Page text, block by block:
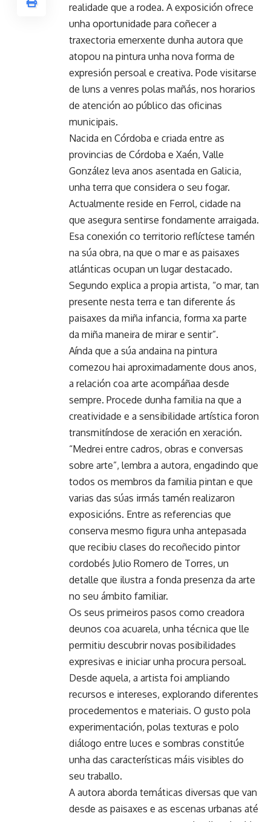
realidade que a rodea. A exposición ofrece
unha oportunidade para coñecer a
traxectoria emerxente dunha autora que
atopou na pintura unha nova forma de
expresión persoal e creativa. Pode visitarse
de luns a venres polas mañás, nos horarios
de atención ao público das oficinas
municipais.
Nacida en Córdoba e criada entre as
provincias de Córdoba e Xaén, Valle
González leva anos asentada en Galicia,
unha terra que considera o seu fogar.
Actualmente reside en Ferrol, cidade na
que asegura sentirse fondamente arraigada.
Esa conexión co territorio reflíctese tamén
na súa obra, na que o mar e as paisaxes
atlánticas ocupan un lugar destacado.
Segundo explica a propia artista, “o mar, tan
presente nesta terra e tan diferente ás
paisaxes da miña infancia, forma xa parte
da miña maneira de mirar e sentir”.
Aínda que a súa andaina na pintura
comezou hai aproximadamente dous anos,
a relación coa arte acompáñaa desde
sempre. Procede dunha familia na que a
creatividade e a sensibilidade artística foron
transmitíndose de xeración en xeración.
“Medrei entre cadros, obras e conversas
sobre arte”, lembra a autora, engadindo que
todos os membros da familia pintan e que
varias das súas irmás tamén realizaron
exposicións. Entre as referencias que
conserva mesmo figura unha antepasada
que recibiu clases do recoñecido pintor
cordobés Julio Romero de Torres, un
detalle que ilustra a fonda presenza da arte
no seu ámbito familiar.
Os seus primeiros pasos como creadora
deunos coa acuarela, unha técnica que lle
permitiu descubrir novas posibilidades
expresivas e iniciar unha procura persoal.
Desde aquela, a artista foi ampliando
recursos e intereses, explorando diferentes
procedementos e materiais. O gusto pola
experimentación, polas texturas e polo
diálogo entre luces e sombras constitúe
unha das características máis visibles do
seu traballo.
A autora aborda temáticas diversas que van
desde as paisaxes e as escenas urbanas até